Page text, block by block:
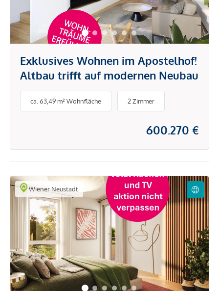
Exklusives Wohnen im Apostelhof!
Altbau trifft auf modernen Neubau
ca. 63,49 m² Wohnfläche 2 Zimmer
600.270 €
Wiener Neustadt